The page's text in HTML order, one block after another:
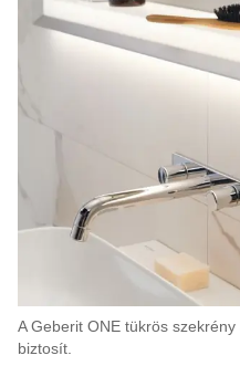
A Geberit ONE tükrös
biztosít.